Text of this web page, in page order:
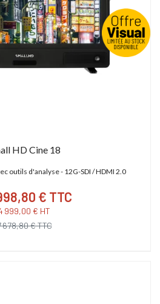
HD Cine 18
outils d'analyse - 12G-SDI / HDMI 2.0
€ TTC
999,00 € HT
678,80 € TTC